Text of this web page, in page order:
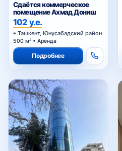
Сдаётся коммерческое
помещение Ахмад Дониш
102 у.е.
Ташкент, Юнусабадский район
500 м² • Аренда
Подробнее